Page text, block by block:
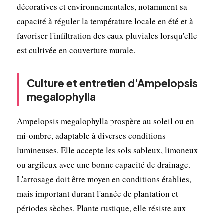
décoratives et environnementales, notamment sa
capacité à réguler la température locale en été et à
favoriser l'infiltration des eaux pluviales lorsqu'elle
est cultivée en couverture murale.
Culture et entretien d'Ampelopsis
megalophylla
Ampelopsis megalophylla prospère au soleil ou en
mi-ombre, adaptable à diverses conditions
lumineuses. Elle accepte les sols sableux, limoneux
ou argileux avec une bonne capacité de drainage.
L'arrosage doit être moyen en conditions établies,
mais important durant l'année de plantation et
périodes sèches. Plante rustique, elle résiste aux